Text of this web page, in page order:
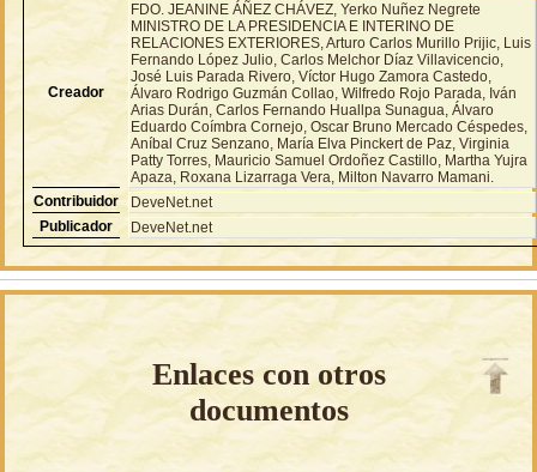
Creador
FDO. JEANINE ÁÑEZ CHÁVEZ, Yerko Nuñez Negrete
MINISTRO DE LA PRESIDENCIA E INTERINO DE
RELACIONES EXTERIORES, Arturo Carlos Murillo Prijic, Luis
Fernando López Julio, Carlos Melchor Díaz Villavicencio,
José Luis Parada Rivero, Víctor Hugo Zamora Castedo,
Álvaro Rodrigo Guzmán Collao, Wilfredo Rojo Parada, Iván
Arias Durán, Carlos Fernando Huallpa Sunagua, Álvaro
Eduardo Coímbra Cornejo, Oscar Bruno Mercado Céspedes,
Aníbal Cruz Senzano, María Elva Pinckert de Paz, Virginia
Patty Torres, Mauricio Samuel Ordoñez Castillo, Martha Yujra
Apaza, Roxana Lizarraga Vera, Milton Navarro Mamani.
Contribuidor
DeveNet.net
Publicador
DeveNet.net
Enlaces con otros
documentos